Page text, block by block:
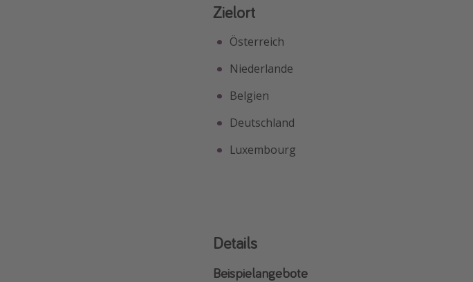
Zielort
Österreich
Niederlande
Belgien
Deutschland
Luxembourg
Details
Beispielangebote